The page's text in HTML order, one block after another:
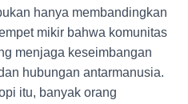
hanya membandingkan
mikir bahwa komunitas
menjaga keseimbangan
hubungan antarmanusia.
itu, banyak orang